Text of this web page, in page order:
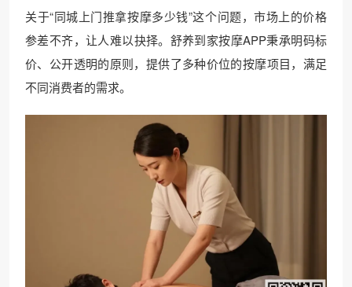
关于“同城上门推拿按摩多少钱”这个问题，市场上的价格
参差不齐，让人难以抉择。舒养到家按摩APP秉承明码标
价、公开透明的原则，提供了多种价位的按摩项目，满足
不同消费者的需求。